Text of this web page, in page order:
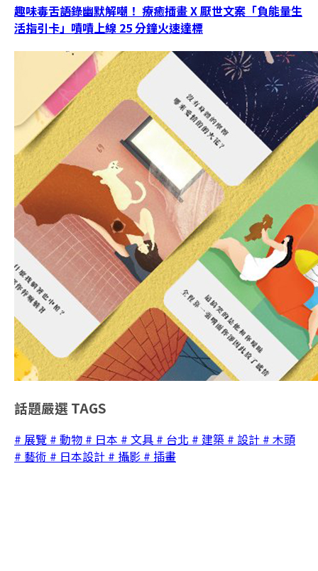
趣味毒舌語錄幽默解嘲！ 療癒插畫 X 厭世文案「負能量生
活指引卡」嘖嘖上線 25 分鐘火速達標
話題嚴選 TAGS
# 展覽 # 動物 # 日本 # 文具 # 台北 # 建築 # 設計 # 木頭
# 藝術 # 日本設計 # 攝影 # 插畫